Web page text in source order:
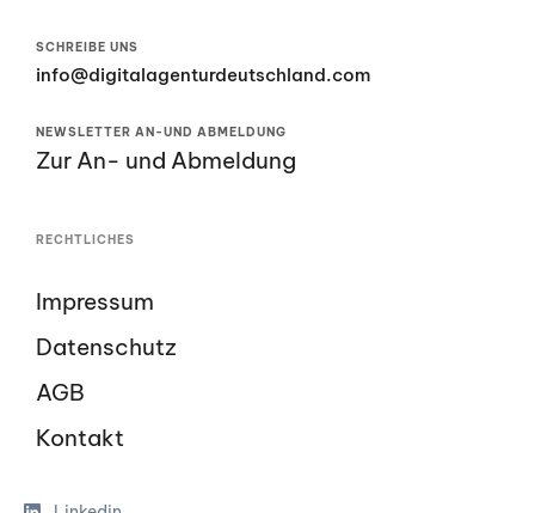
SCHREIBE UNS
info@digitalagenturdeutschland.com
NEWSLETTER AN-UND ABMELDUNG
Zur An- und Abmeldung
RECHTLICHES
Impressum
Datenschutz
AGB
Kontakt